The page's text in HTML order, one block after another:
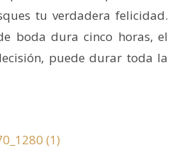
tu verdadera felicidad.
boda dura cinco horas, el
puede durar toda la